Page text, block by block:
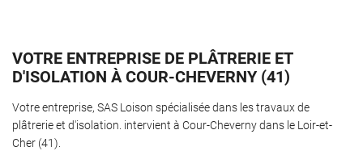
Isolaton
Une
VOTRE ENTREPRISE DE PLÂTRERIE ET
D'ISOLATION À COUR-CHEVERNY (41)
Votre entreprise, SAS Loison spécialisée dans les travaux de
plâtrerie et d'isolation. intervient à Cour-Cheverny dans le Loir-et-
Cher (41).